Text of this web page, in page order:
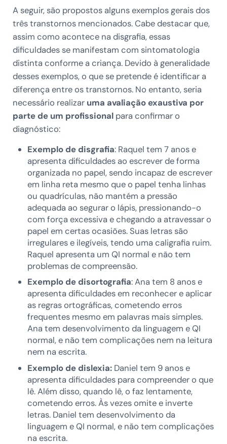
A seguir, são propostos alguns exemplos gerais dos
três transtornos mencionados. Cabe destacar que,
assim como acontece na disgrafia, essas
dificuldades se manifestam com sintomatologia
distinta conforme a criança. Devido à generalidade
desses exemplos, o que se pretende é identificar a
diferença entre os transtornos. No entanto, seria
necessário realizar uma avaliação exaustiva por
parte de um profissional para confirmar o
diagnóstico:
Exemplo de disgrafia: Raquel tem 7 anos e
apresenta dificuldades ao escrever de forma
organizada no papel, sendo incapaz de escrever
em linha reta mesmo que o papel tenha linhas
ou quadrículas, não mantém a pressão
adequada ao segurar o lápis, pressionando-o
com força excessiva e chegando a atravessar o
papel em certas ocasiões. Suas letras são
irregulares e ilegíveis, tendo uma caligrafia ruim.
Raquel apresenta um QI normal e não tem
problemas de compreensão.
Exemplo de disortografia: Ana tem 8 anos e
apresenta dificuldades em reconhecer e aplicar
as regras ortográficas, cometendo erros
frequentes mesmo em palavras mais simples.
Ana tem desenvolvimento da linguagem e QI
normal, e não tem complicações nem na leitura
nem na escrita.
Exemplo de dislexia: Daniel tem 9 anos e
apresenta dificuldades para compreender o que
lê. Além disso, quando lê, o faz lentamente,
cometendo erros. Às vezes omite e inverte
letras. Daniel tem desenvolvimento da
linguagem e QI normal, e não tem complicações
na escrita.